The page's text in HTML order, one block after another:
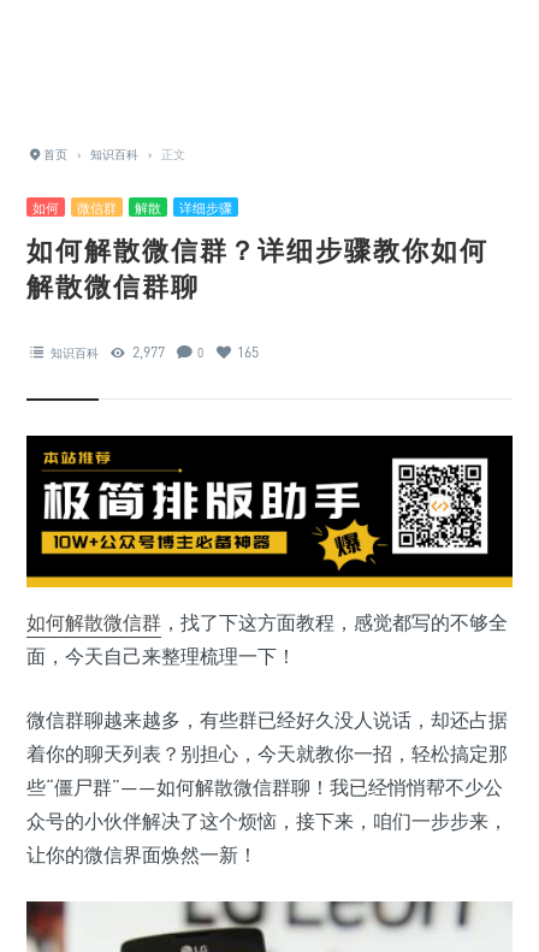
首页 › 知识百科 › 正文
如何 微信群 解散 详细步骤
如何解散微信群？详细步骤教你如何
解散微信群聊
知识百科 2,977 0 165
如何解散微信群 ，找了下这方面教程，感觉都写的不够全
面，今天自己来整理梳理一下！
微信群聊越来越多，有些群已经好久没人说话，却还占据
着你的聊天列表？别担心，今天就教你一招，轻松搞定那
些“僵尸群”——如何解散微信群聊！我已经悄悄帮不少公
众号的小伙伴解决了这个烦恼，接下来，咱们一步步来，
让你的微信界面焕然一新！